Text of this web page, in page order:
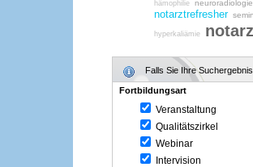
hämophilie
notarztrefresher
hyperkaliämie
Falls Sie Ihre
Fortbildungsart
Veranstaltung
Qualitätszirkel
Webinar
Intervision